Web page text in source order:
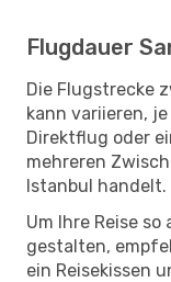
Flugdauer
Die Flugstrecke
kann variieren,
Direktflug oder
mehreren
Istanbul handelt.
Um Ihre Reise
gestalten,
ein Reisekissen